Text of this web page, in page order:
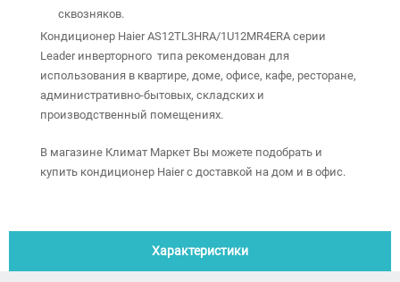
сквозняков.
Кондиционер Haier AS12TL3HRA/1U12MR4ERA серии
Leader инверторного типа рекомендован для
использования в квартире, доме, офисе, кафе, ресторане,
административно-бытовых, складских и
производственный помещениях.
В магазине Климат Маркет Вы можете подобрать и
купить кондиционер Haier с доставкой на дом и в офис.
Характеристики